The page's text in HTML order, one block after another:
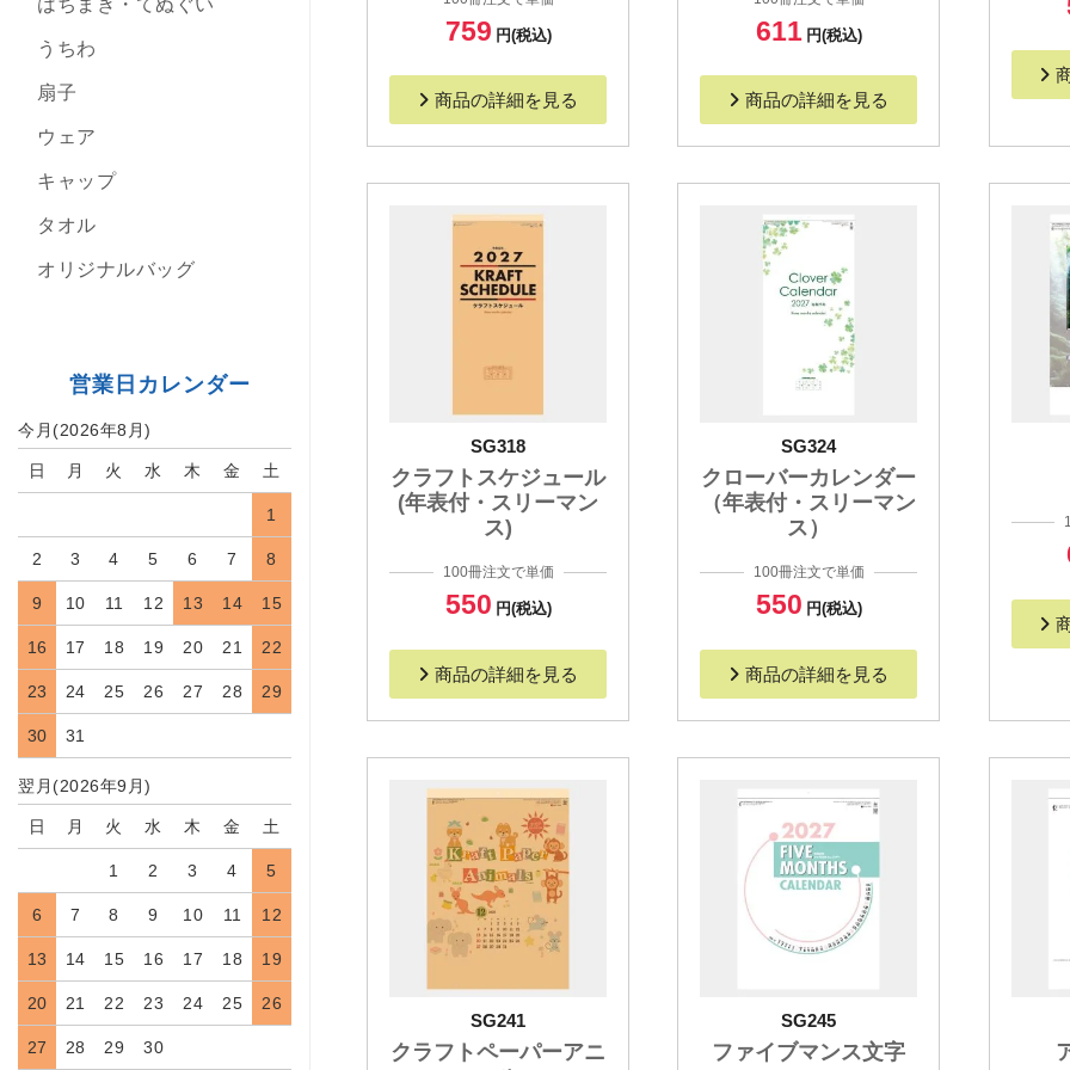
759 円(税込)
商品の詳細を見る
611 円(税込)
商品の詳細を見る
SG318
クラフトスケジュール
(年表付・スリーマン
ス)
100冊注文で単価
550 円(税込)
商品の詳細を見る
SG324
クローバーカレンダー
（年表付・スリーマン
ス）
100冊注文で単価
550 円(税込)
商品の詳細を見る
SG241
クラフトペーパーアニ
SG245
ファイブマンス文字
はちまき・てぬぐい
うちわ
扇子
ウェア
キャップ
タオル
オリジナルバッグ
営業日カレンダー
今月(2026年8月)
日 月 火 水 木 金 土
1
2 3 4 5 6 7 8
9 10 11 12 13 14 15
16 17 18 19 20 21 22
23 24 25 26 27 28 29
30 31
翌月(2026年9月)
日 月 火 水 木 金 土
1 2 3 4 5
6 7 8 9 10 11 12
13 14 15 16 17 18 19
20 21 22 23 24 25 26
27 28 29 30